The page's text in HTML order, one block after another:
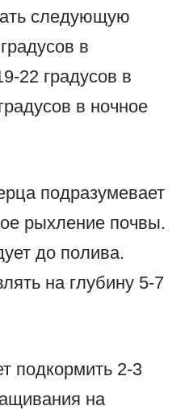
следующую
в
22 градусов в
в ночное
подразумевает
рыхление почвы.
до полива.
на глубину 5-7
подкормить 2-3
на